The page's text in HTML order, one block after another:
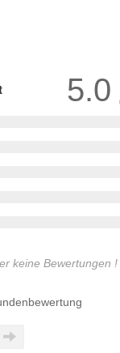
5.0
keine Bewertungen !